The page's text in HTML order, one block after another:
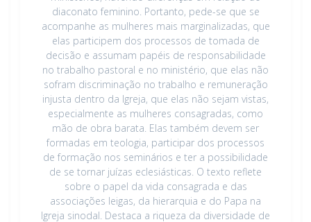
diaconato feminino. Portanto, pede-se que se
acompanhe as mulheres mais marginalizadas, que
elas participem dos processos de tomada de
decisão e assumam papéis de responsabilidade
no trabalho pastoral e no ministério, que elas não
sofram discriminação no trabalho e remuneração
injusta dentro da Igreja, que elas não sejam vistas,
especialmente as mulheres consagradas, como
mão de obra barata. Elas também devem ser
formadas em teologia, participar dos processos
de formação nos seminários e ter a possibilidade
de se tornar juízas eclesiásticas. O texto reflete
sobre o papel da vida consagrada e das
associações leigas, da hierarquia e do Papa na
Igreja sinodal. Destaca a riqueza da diversidade de